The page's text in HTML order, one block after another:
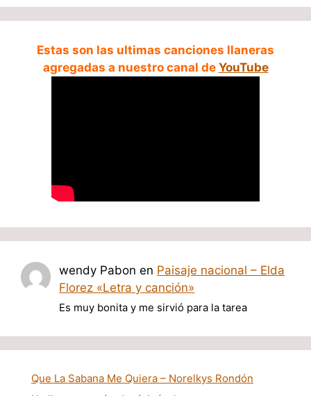
Estas son las ultimas canciones llaneras
agregadas a nuestro canal de YouTube
wendy Pabon en Paisaje nacional – Elda
Florez «Letra y canción»
Es muy bonita y me sirvió para la tarea
Que La Sabana Me Quiera – Norelkys Rondón